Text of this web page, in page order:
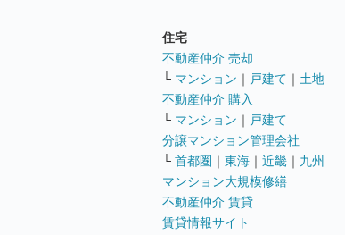
住宅
不動産仲介 売却
└ マンション ｜ 戸建て ｜ 土地
不動産仲介 購入
└ マンション ｜ 戸建て
分譲マンション管理会社
└ 首都圏 ｜ 東海 ｜ 近畿 ｜ 九州
マンション大規模修繕
不動産仲介 賃貸
賃貸情報サイト